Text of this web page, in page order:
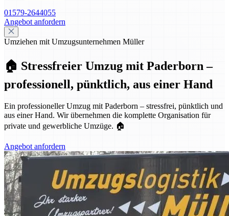
01579-2644055
Angebot anfordern
Umziehen mit Umzugsunternehmen Müller
🏠 Stressfreier Umzug mit Paderborn –
professionell, pünktlich, aus einer Hand
Ein professioneller Umzug mit Paderborn – stressfrei, pünktlich und
aus einer Hand. Wir übernehmen die komplette Organisation für
private und gewerbliche Umzüge. 🏠
Angebot anfordern